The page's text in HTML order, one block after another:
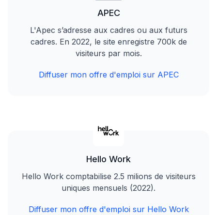
APEC
L'Apec s’adresse aux cadres ou aux futurs
cadres. En 2022, le site enregistre 700k de
visiteurs par mois.
Diffuser mon offre d'emploi sur APEC
Hello Work
Hello Work comptabilise 2.5 milions de visiteurs
uniques mensuels (2022).
Diffuser mon offre d'emploi sur Hello Work